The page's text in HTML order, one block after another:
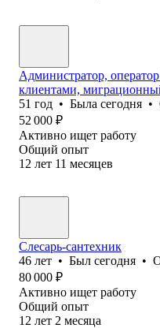
Администратор,
клиентами,
51 год • Была сегодня •
52 000 ₽
Активно ищет работу
Общий опыт
12 лет 11 месяцев
Слесарь-сантехник
46 лет • Был сегодня •
80 000 ₽
Активно ищет работу
Общий опыт
12 лет 2 месяца